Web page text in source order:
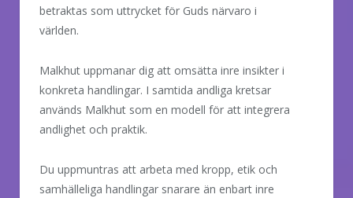
betraktas som uttrycket för Guds närvaro i
världen.
Malkhut uppmanar dig att omsätta inre insikter i
konkreta handlingar. I samtida andliga kretsar
används Malkhut som en modell för att integrera
andlighet och praktik.
Du uppmuntras att arbeta med kropp, etik och
samhälleliga handlingar snarare än enbart inre